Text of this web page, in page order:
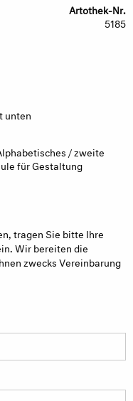
Artothek-Nr.
5185
unten
/ zweite
für Gestaltung
tragen Sie bitte Ihre
Wir bereiten die
zwecks Vereinbarung